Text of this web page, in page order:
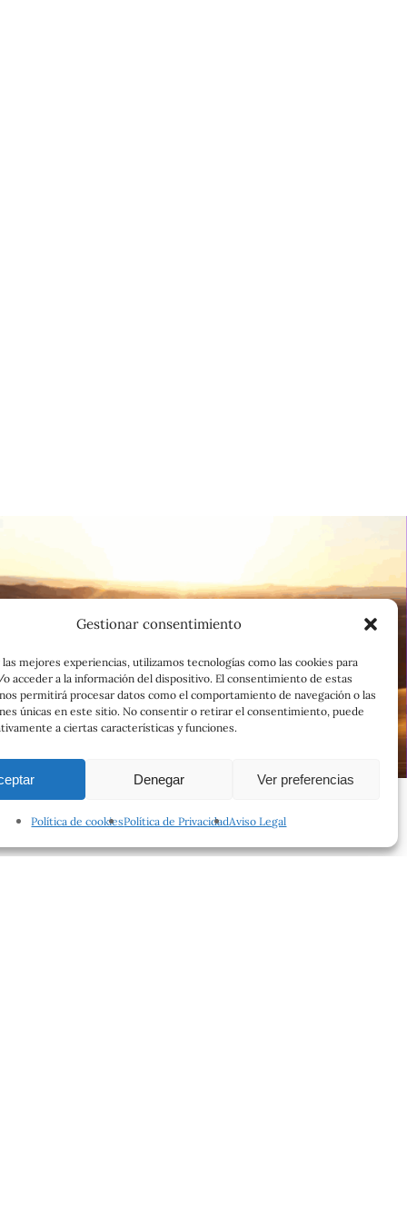
Gestionar consentimiento
mejores experiencias, utilizamos tecnologías como las cookies para
acceder a la información del dispositivo. El consentimiento de estas
permitirá procesar datos como el comportamiento de navegación o las
únicas en este sitio. No consentir o retirar el consentimiento, puede
a ciertas características y funciones.
Denegar Ver preferencias
Política de cookiesPolítica de PrivacidadAviso Legal